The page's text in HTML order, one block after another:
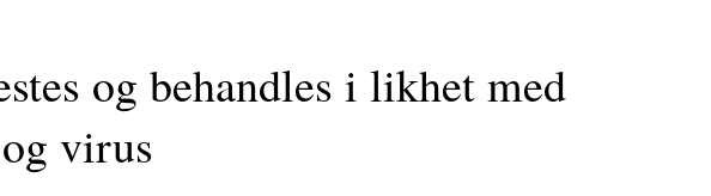
og behandles i likhet med
virus